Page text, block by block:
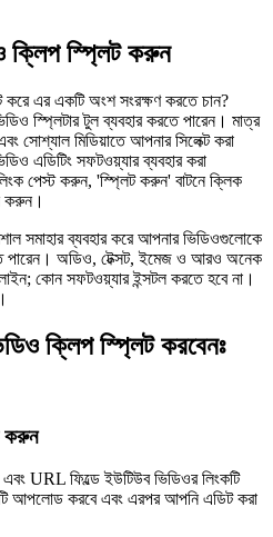
ক্লিপ স্প্লিট করুন
এর একটি অংশ সংরক্ষণ করতে চান?
স্প্লিটার টুল ব্যবহার করতে পারেন। মাত্র
সোশ্যাল মিডিয়াতে আপনার সিলেক্ট করা
এডিটিং সফটওয়্যার ব্যবহার করা
পেস্ট করুন, 'স্প্লিট করুন' বাটনে ক্লিক
করুন।
সমাহার ব্যবহার করে আপনার ভিডিওগুলোকে
পারেন। অডিও, টেক্সট, ইমেজ ও আরও অনেক
কোন সফটওয়্যার ইন্সটল করতে হবে না।
ক্লিপ স্প্লিট করবেনঃ
করুন
URL ফিল্ডে ইউটিউব ভিডিওর লিংকটি
আপলোড করবে এবং এরপর আপনি এডিট করা